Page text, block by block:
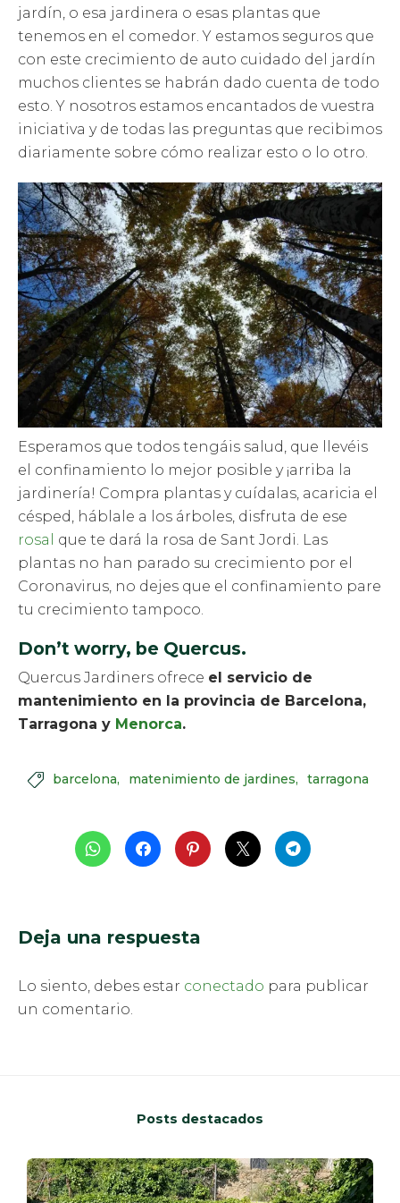
jardín, o esa jardinera o esas plantas que
tenemos en el comedor. Y estamos seguros que
con este crecimiento de auto cuidado del jardín
muchos clientes se habrán dado cuenta de todo
esto. Y nosotros estamos encantados de vuestra
iniciativa y de todas las preguntas que recibimos
diariamente sobre cómo realizar esto o lo otro.
Esperamos que todos tengáis salud, que llevéis
el confinamiento lo mejor posible y ¡arriba la
jardinería! Compra plantas y cuídalas, acaricia el
césped, háblale a los árboles, disfruta de ese
rosal
que te dará la rosa de Sant Jordi. Las
plantas no han parado su crecimiento por el
Coronavirus, no dejes que el confinamiento pare
tu crecimiento tampoco.
Don’t worry, be Quercus.
Quercus Jardiners ofrece el servicio de
mantenimiento en la provincia de Barcelona,
Tarragona y Menorca.
 barcelona matenimiento de jardines tarragona
Deja una respuesta
Lo siento, debes estar conectado para publicar
un comentario.
Posts destacados